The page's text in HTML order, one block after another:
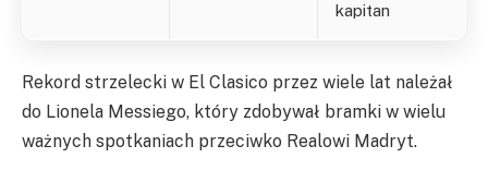
kapitan
Rekord strzelecki w El Clasico przez wiele lat należał
do Lionela Messiego, który zdobywał bramki w wielu
ważnych spotkaniach przeciwko Realowi Madryt.